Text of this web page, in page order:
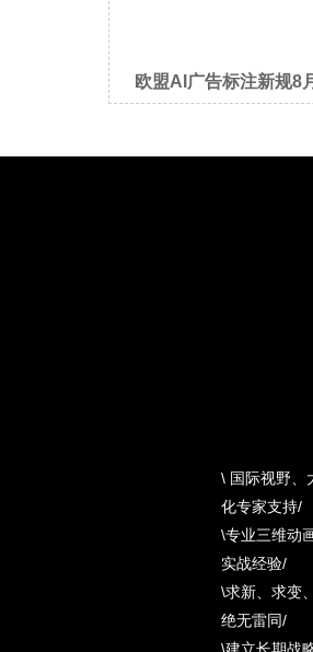
欧盟AI广告标注新规8
\ 国际视野、
化专家支持/
\专业三维动
实战经验/
\求新、求变
绝无雷同/
\建立长期战